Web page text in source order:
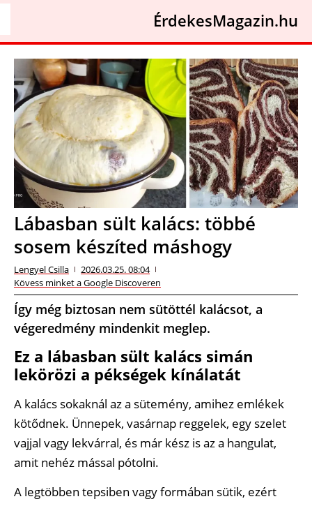
ÉrdekesMagazin.hu
Lábasban sült kalács: többé
sosem készíted máshogy
Lengyel Csilla
2026.03.25. 08:04
Kövess minket a Google Discoveren
Így még biztosan nem sütöttél kalácsot, a
végeredmény mindenkit meglep.
Ez a lábasban sült kalács simán
lekörözi a pékségek kínálatát
A kalács sokaknál az a sütemény, amihez emlékek
kötődnek. Ünnepek, vasárnap reggelek, egy szelet
vajjal vagy lekvárral, és már kész is az a hangulat,
amit nehéz mással pótolni.
A legtöbben tepsiben vagy formában sütik, ezért